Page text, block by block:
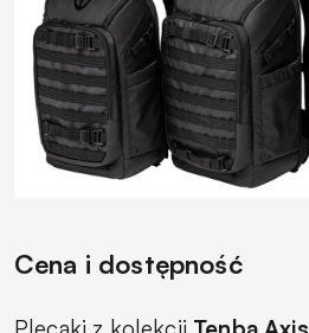
Cena i dostępność